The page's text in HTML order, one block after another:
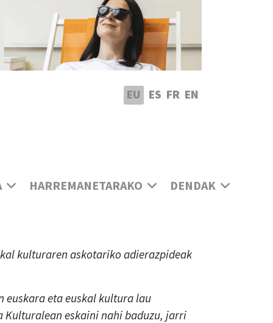
EU ES FR EN
HARREMANETARAKO DENDAK
kulturaren askotariko adierazpideak
euskara eta euskal kultura lau
Kulturalean eskaini nahi baduzu, jarri